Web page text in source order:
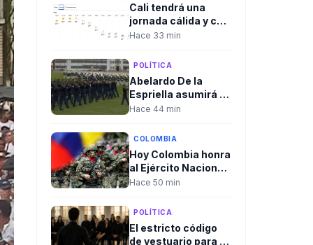
Cali tendrá una
jornada cálida y con
baja probabilidad de
posesión
Hace 33 min
POLÍTICA
Abelardo De la
Espriella asumirá el
mando supremo de
Armadas con el
“reconocimiento de
tropas” en el
Batallón Pichincha
Ejército.
Hace 44 min
COLOMBIA
Hoy Colombia honra
al Ejército Nacional
en el aniversario de
Boyacá. Es el Día
del Ejército.
Hace 50 min
POLÍTICA
El estricto código
de vestuario para la